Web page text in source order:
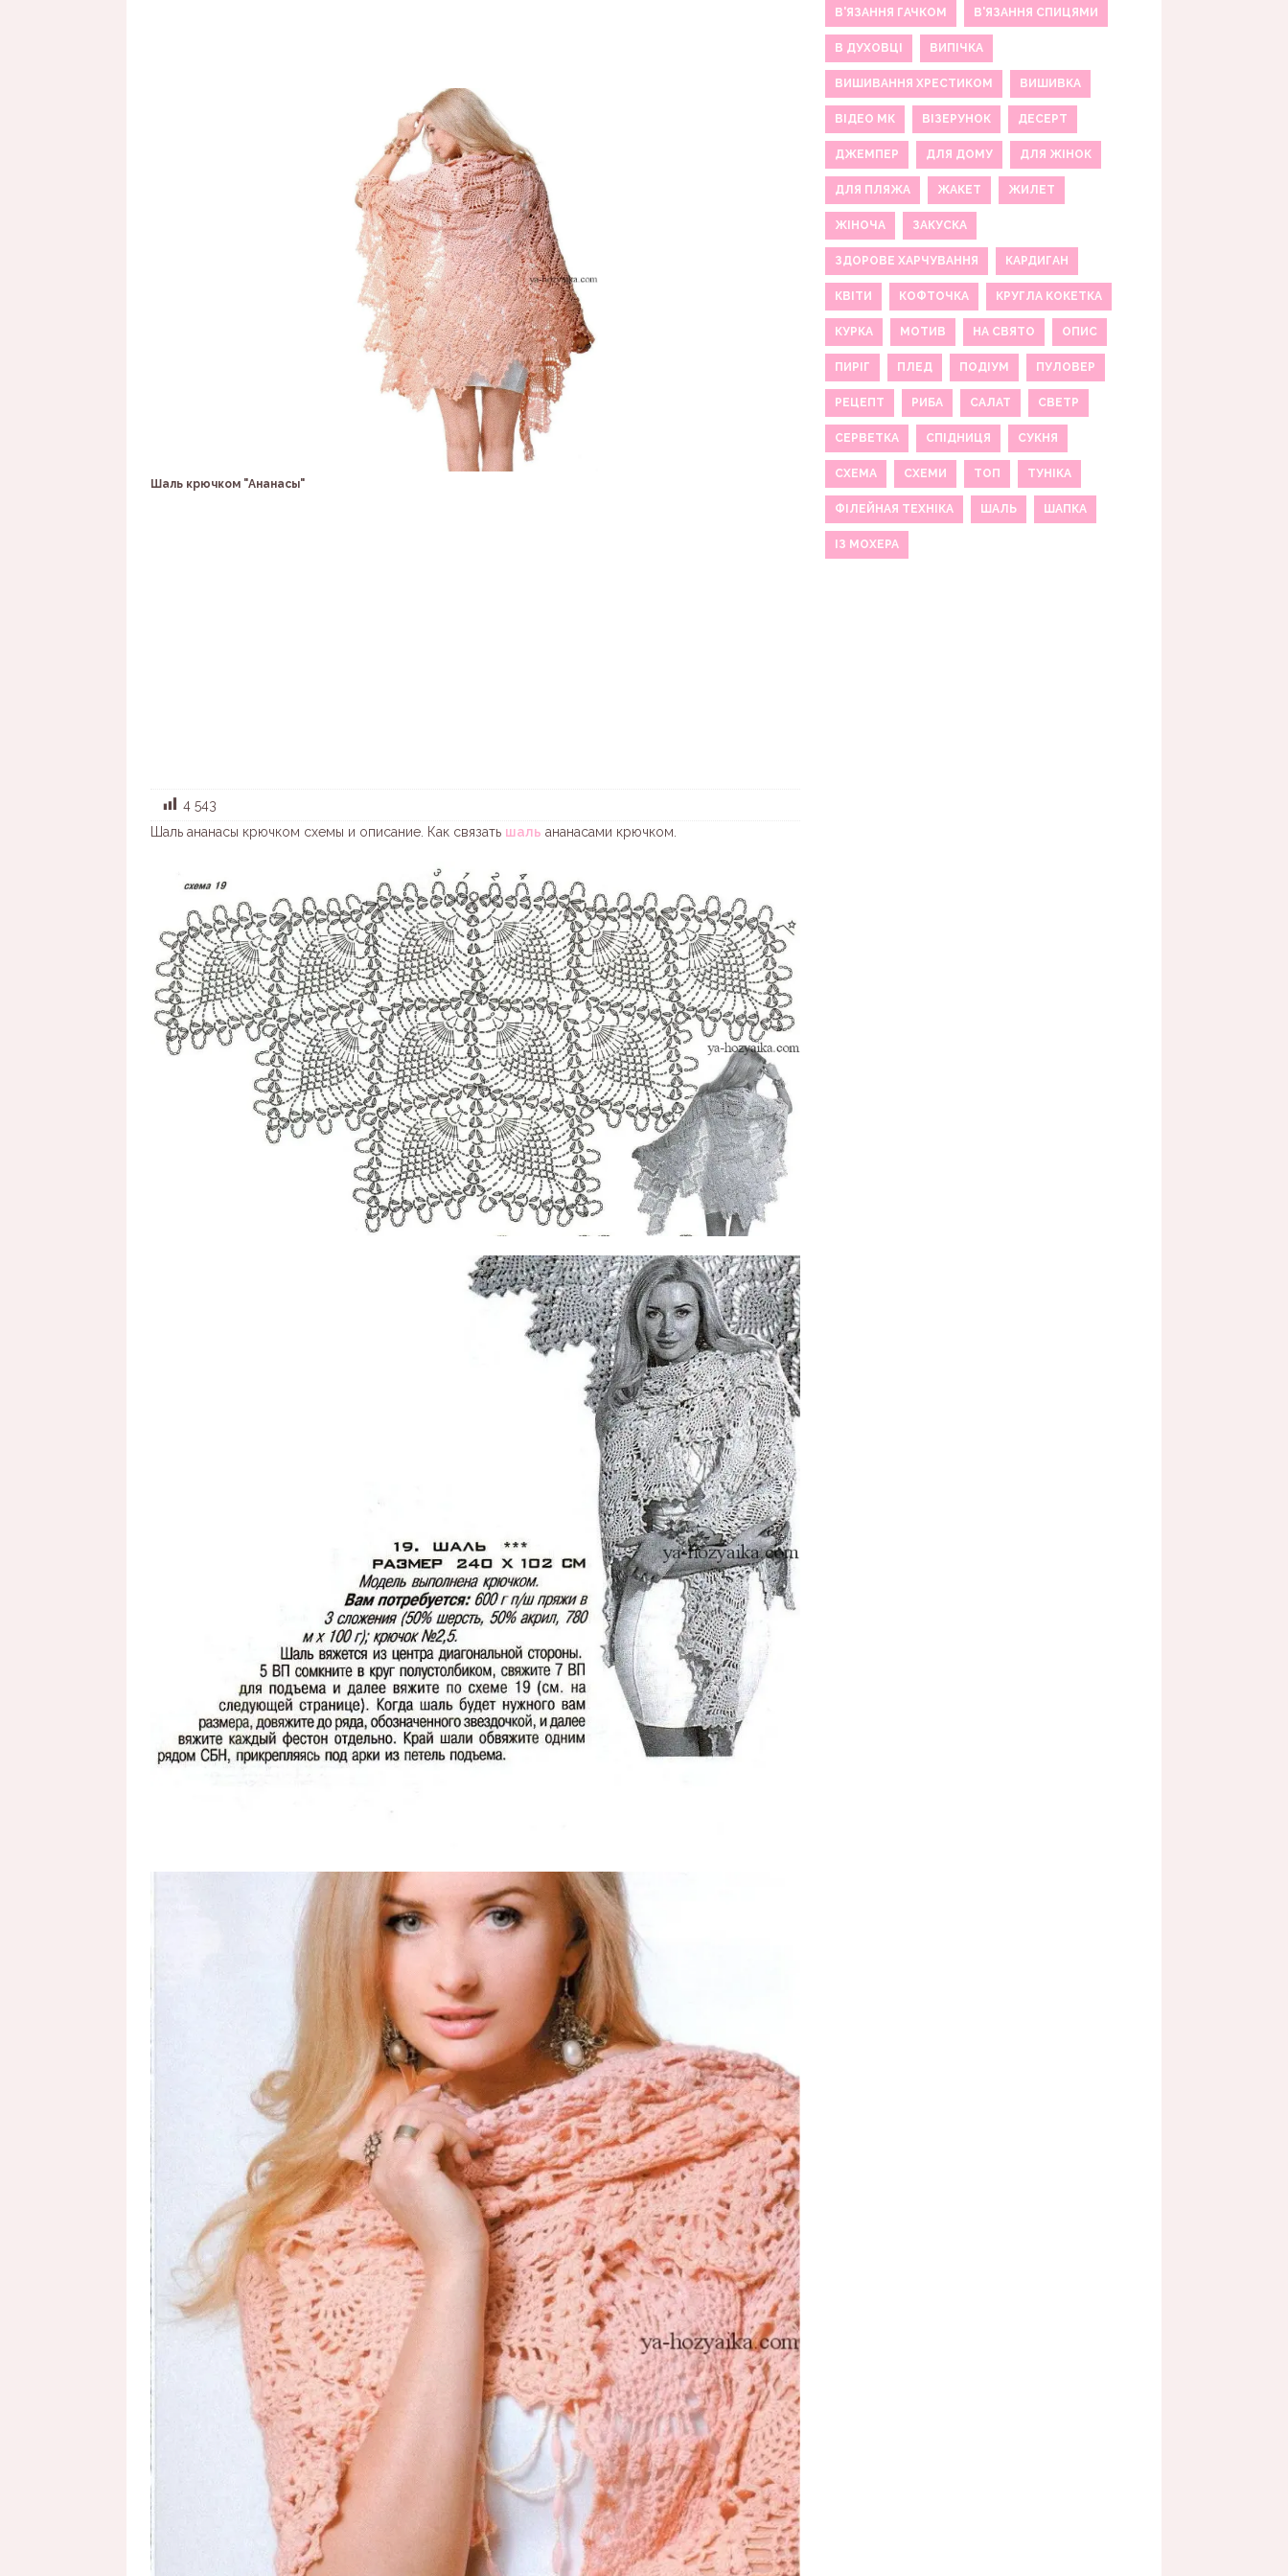
Шаль крючком "Ананасы"
4 543
Шаль ананасы крючком схемы и описание. Как связать шаль ананасами крючком.
В'ЯЗАННЯ ГАЧКОМ В'ЯЗАННЯ СПИЦЯМИ
В ДУХОВЦІ ВИПІЧКА
ВИШИВАННЯ ХРЕСТИКОМ ВИШИВКА
ВІДЕО МК ВІЗЕРУНОК ДЕСЕРТ
ДЖЕМПЕР ДЛЯ ДОМУ ДЛЯ ЖІНОК
ДЛЯ ПЛЯЖА ЖАКЕТ ЖИЛЕТ
ЖІНОЧА ЗАКУСКА
ЗДОРОВЕ ХАРЧУВАННЯ КАРДИГАН
КВІТИ КОФТОЧКА КРУГЛА КОКЕТКА
КУРКА МОТИВ НА СВЯТО ОПИС
ПИРІГ ПЛЕД ПОДІУМ ПУЛОВЕР
РЕЦЕПТ РИБА САЛАТ СВЕТР
СЕРВЕТКА СПІДНИЦЯ СУКНЯ
СХЕМА СХЕМИ ТОП ТУНІКА
ФІЛЕЙНАЯ ТЕХНІКА ШАЛЬ ШАПКА
ІЗ МОХЕРА